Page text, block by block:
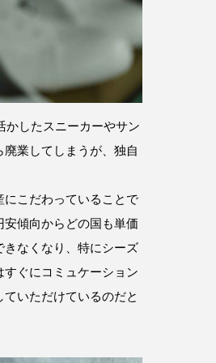
かしたスニーカーやサン
業してしまうが、独自
こだわっていることで
傾向からどの国も単価
なくなり、特にシーズ
ぐにコミュケーション
いただけているのだと